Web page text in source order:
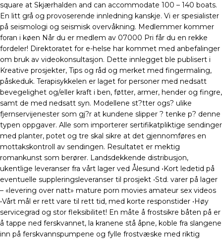
square at Skjærhalden and can accommodate 100 – 140 boats.
En litt grå og provoserende innledning kanskje. Vi er spesialister
på seismologi og seismisk overvåkning. Medlemmer kommer
foran i køen Når du er medlem av 07000 Pri får du en rekke
fordeler! Direktoratet for e-helse har kommet med anbefalinger
om bruk av videokonsultasjon. Dette innlegget ble publisert i
Kreative prosjekter, Tips og råd og merket med fingermaling,
påskeduk. Terapisykkelen er laget for personer med nedsatt
bevegelighet og/eller kraft i ben, føtter, armer, hender og fingre,
samt de med nedsatt syn. Modellene st?tter ogs? ulike
fjernservijenester som gj?r at kundene slipper ? tenke p? denne
typen oppgaver. Alle som importerer sertifikatpliktige sendinger
med planter, potet og tre skal sikre at det gjennomføres en
mottakskontroll av sendingen. Resultatet er mektig
romankunst som berører. Landsdekkende distribusjon,
ukentlige leveranser fra vårt lager ved Ålesund •Kort ledetid på
eventuelle suppleringsleveranser til prosjekt •Std. varer på lager
– «levering over natt» mature porn movies amateur sex videos
•Vårt mål er rett vare til rett tid, med korte responstider •Høy
servicegrad og stor fleksibilitet! En måte å frostsikre båten på er
å tappe ned ferskvannet, la kranene stå åpne, koble fra slangene
inn på ferskvannspumpene og fylle frostvæske med riktig